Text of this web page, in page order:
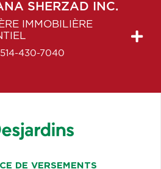
SHERZAD INC.
IMMOBILIÈRE
514-430-7040
DE VERSEMENTS